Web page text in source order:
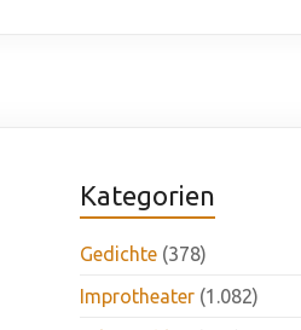
Kategorien
Gedichte (378)
Improtheater (1.082)